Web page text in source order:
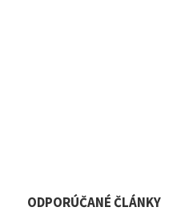
ODPORÚČANÉ ČLÁNKY